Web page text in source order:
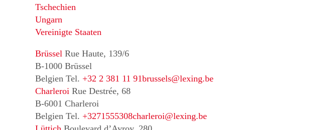
Tschechien
Ungarn
Vereinigte Staaten
Brüssel Rue Haute, 139/6
B-1000 Brüssel
Belgien Tel. +32 2 381 11 91brussels@lexing.be
Charleroi Rue Destrée, 68
B-6001 Charleroi
Belgien Tel. +3271555308charleroi@lexing.be